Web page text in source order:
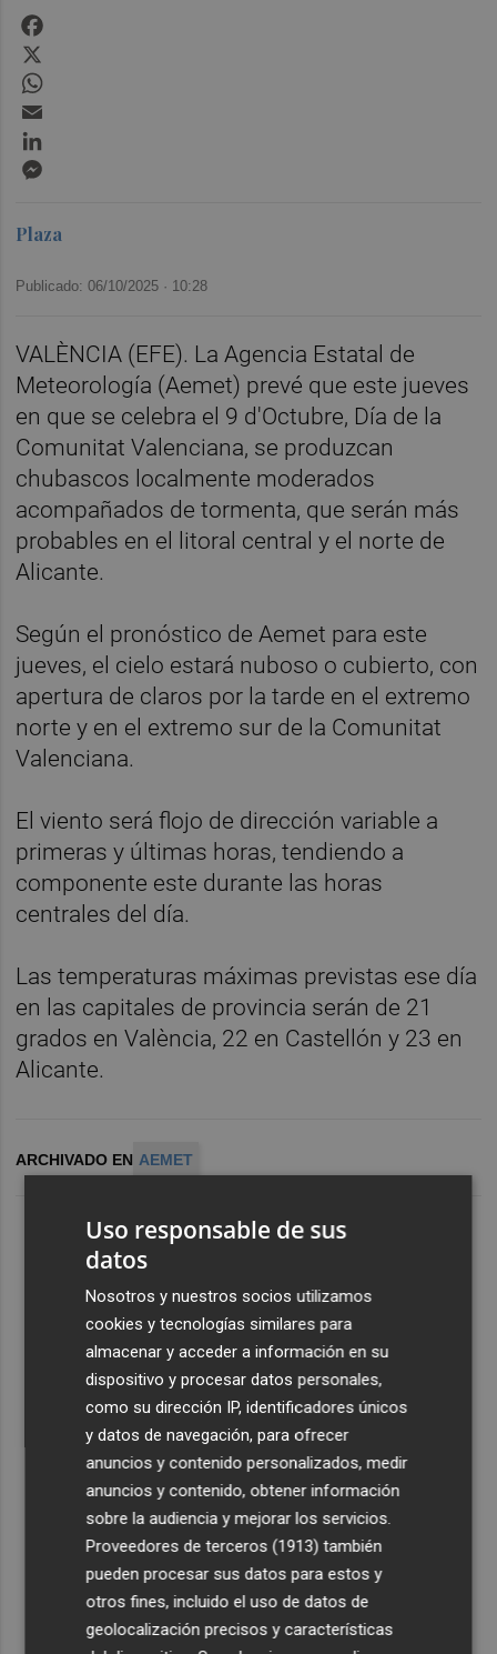
Plaza
Publicado: 06/10/2025 · 10:28
VALÈNCIA (EFE). La Agencia Estatal de
Meteorología (Aemet) prevé que este jueves
en que se celebra el 9 d'Octubre, Día de la
Comunitat Valenciana, se produzcan
chubascos localmente moderados
acompañados de tormenta, que serán más
probables en el litoral central y el norte de
Alicante.
Según el pronóstico de Aemet para este
jueves, el cielo estará nuboso o cubierto, con
apertura de claros por la tarde en el extremo
norte y en el extremo sur de la Comunitat
Valenciana.
El viento será flojo de dirección variable a
primeras y últimas horas, tendiendo a
componente este durante las horas
centrales del día.
Las temperaturas máximas previstas ese día
en las capitales de provincia serán de 21
grados en València, 22 en Castellón y 23 en
Alicante.
ARCHIVADO EN AEMET
Uso responsable de sus
datos
Nosotros y nuestros socios utilizamos
cookies y tecnologías similares para
almacenar y acceder a información en su
dispositivo y procesar datos personales,
como su dirección IP, identificadores únicos
y datos de navegación, para ofrecer
anuncios y contenido personalizados, medir
anuncios y contenido, obtener información
sobre la audiencia y mejorar los servicios.
Proveedores de terceros (1913) también
pueden procesar sus datos para estos y
otros fines, incluido el uso de datos de
geolocalización precisos y características